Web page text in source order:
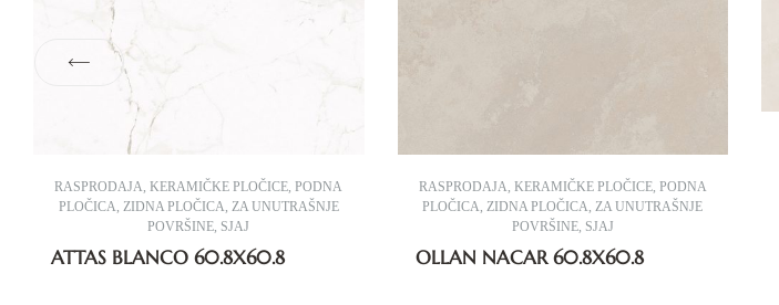
RASPRODAJA,KERAMIČKE PLOČICE,PODNA
PLOČICA, ZIDNA PLOČICA, ZA UNUTRAŠNJE
POVRŠINE, SJAJ
ATTAS BLANCO 60.8X60.8
RASPRODAJA, KERAMIČKE PLOČICE, PODNA
PLOČICA,ZIDNA PLOČICA,ZA UNUTRAŠNJE
POVRŠINE, SJAJ
OLLAN NACAR 60.8X60.8